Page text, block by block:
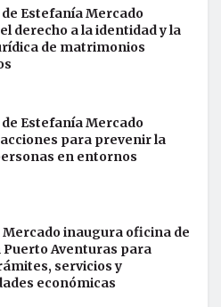
Estefanía Mercado
derecho a la identidad y la
de matrimonios
Estefanía Mercado
para prevenir la
en entornos
inaugura oficina de
Puerto Aventuras para
servicios y
económicas